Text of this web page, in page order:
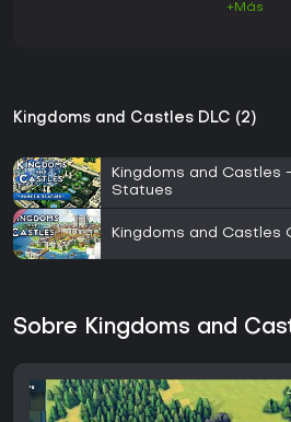
+Más
Kingdoms and Castles DLC (2)
Kingdoms and Castles
Statues
Kingdoms and Castles
Sobre Kingdoms and